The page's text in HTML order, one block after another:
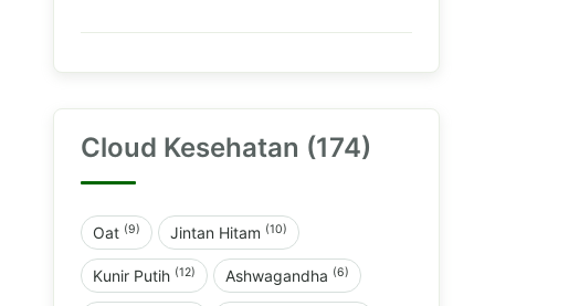
Cloud Kesehatan (174)
Oat (9) Jintan Hitam (10)
Kunir Putih (12) Ashwagandha (6)